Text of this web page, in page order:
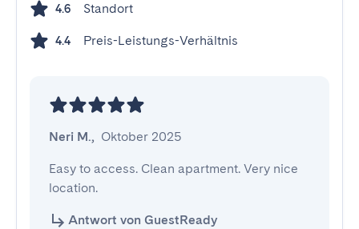
4.6 Standort
4.4 Preis-Leistungs-Verhältnis
Neri M., Oktober 2025
Easy to access. Clean apartment. Very nice
location.
Antwort von GuestReady